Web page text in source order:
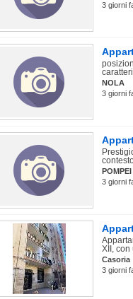
3 giorni
NOLA
3 giorni
POMPEI
3 giorni
XII, con
Casoria
3 giorni